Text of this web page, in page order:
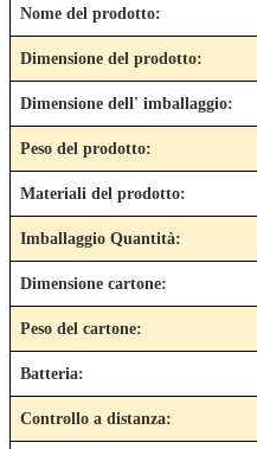
Nome del prodotto:
Dimensione del prodotto:
Dimensione dell' imballaggio:
Peso del prodotto:
Materiali del prodotto:
Imballaggio Quantità:
Dimensione cartone:
Peso del cartone:
Batteria:
Controllo a distanza: